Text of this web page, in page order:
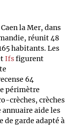
la Mer, dans
réunit 48
habitants. Les
Ifsfigurent
64
périmètre
crèches, crèches
aide les
garde adapté à